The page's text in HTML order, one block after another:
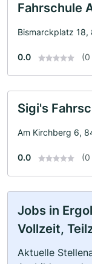
Fahrschule
Bismarckplatz
0.0 (0
Sigi's
Am Kirchberg 6,
0.0 (0
Jobs in
Vollzeit,
Aktuelle